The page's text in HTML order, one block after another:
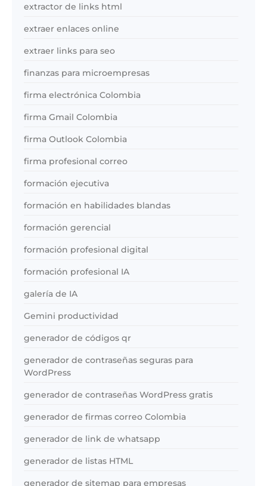
extractor de links html
extraer enlaces online
extraer links para seo
finanzas para microempresas
firma electrónica Colombia
firma Gmail Colombia
firma Outlook Colombia
firma profesional correo
formación ejecutiva
formación en habilidades blandas
formación gerencial
formación profesional digital
formación profesional IA
galería de IA
Gemini productividad
generador de códigos qr
generador de contraseñas seguras para
WordPress
generador de contraseñas WordPress gratis
generador de firmas correo Colombia
generador de link de whatsapp
generador de listas HTML
generador de sitemap para empresas